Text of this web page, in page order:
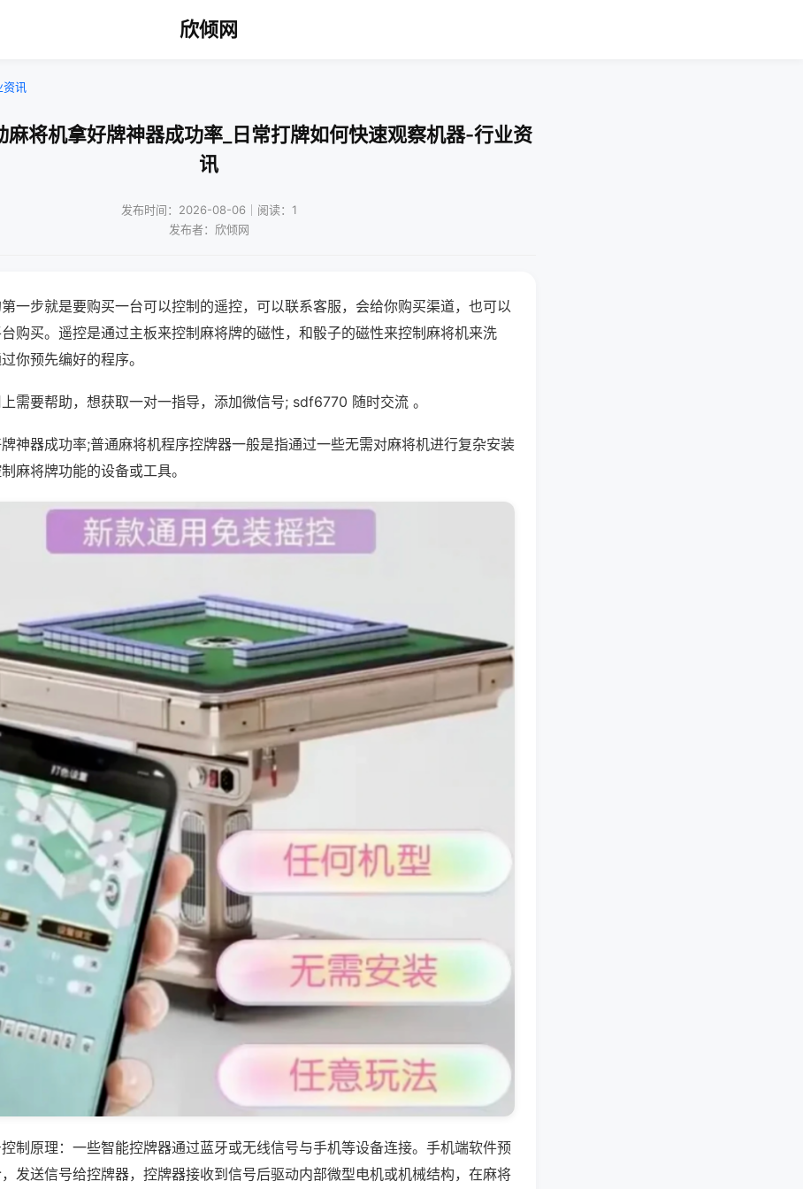
欣倾网
资讯
麻将机拿好牌神器成功率_日常打牌如何快速观察机器-行业资
讯
发布时间：2026-08-06｜阅读：1
发布者：欣倾网
一步就是要购买一台可以控制的遥控，可以联系客服，会给你购买渠道，也可以
购买。遥控是通过主板来控制麻将牌的磁性，和骰子的磁性来控制麻将机来洗
你预先编好的程序。
需要帮助，想获取一对一指导，添加微信号; sdf6770 随时交流 。
神器成功率;普通麻将机程序控牌器一般是指通过一些无需对麻将机进行复杂安装
麻将牌功能的设备或工具。
制原理：一些智能控牌器通过蓝牙或无线信号与手机等设备连接。手机端软件预
发送信号给控牌器，控牌器接收到信号后驱动内部微型电机或机械结构，在麻将